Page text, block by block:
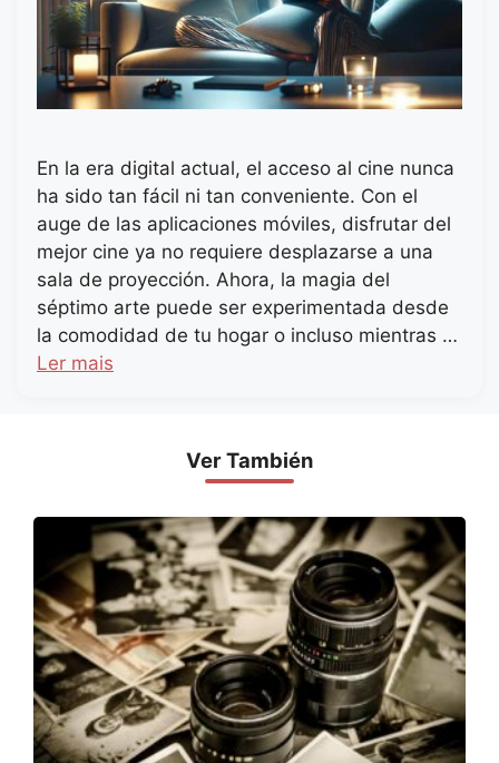
En la era digital actual, el acceso al cine nunca
ha sido tan fácil ni tan conveniente. Con el
auge de las aplicaciones móviles, disfrutar del
mejor cine ya no requiere desplazarse a una
sala de proyección. Ahora, la magia del
séptimo arte puede ser experimentada desde
la comodidad de tu hogar o incluso mientras …
Ler mais
Ver También